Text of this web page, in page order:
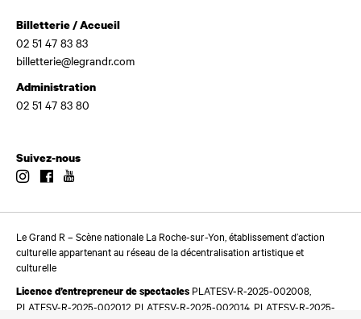
Billetterie / Accueil
02 51 47 83 83
billetterie@legrandr.com
Administration
02 51 47 83 80
Suivez-nous
InstagramFacebook
Le Grand R – Scène nationale La Roche-sur-Yon, établissement d’action
culturelle appartenant au réseau de la décentralisation artistique et
culturelle
Licence d’entrepreneur de spectacles PLATESV-R-2025-002008,
PLATESV-R-2025-002012, PLATESV-R-2025-002014, PLATESV-R-2025-